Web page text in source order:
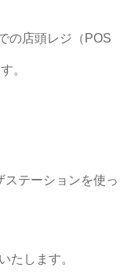
の店頭レジ（POS
。
テーションを使っ
たします。